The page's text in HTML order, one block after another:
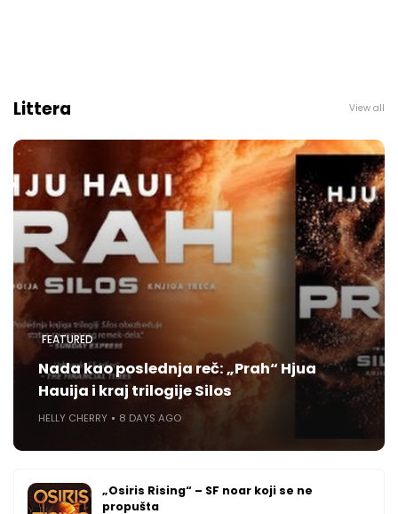
Littera View all
FEATURED
Nada kao poslednja reč: „Prah“ Hjua
Hauija i kraj trilogije Silos
HELLY CHERRY 8 DAYS AGO
„Osiris Rising“ – SF noar koji se ne
propušta